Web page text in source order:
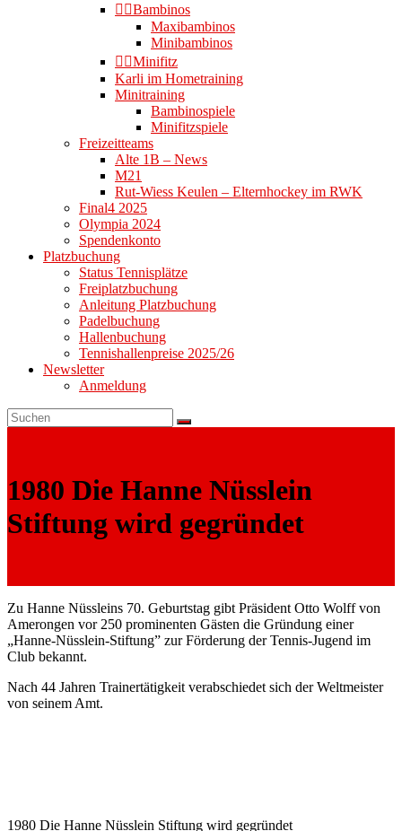
👉🏻Bambinos
Maxibambinos
Minibambinos
👉🏻Minifitz
Karli im Hometraining
Minitraining
Bambinospiele
Minifitzspiele
Freizeitteams
Alte 1B – News
M21
Rut-Wiess Keulen – Elternhockey im RWK
Final4 2025
Olympia 2024
Spendenkonto
Platzbuchung
Status Tennisplätze
Freiplatzbuchung
Anleitung Platzbuchung
Padelbuchung
Hallenbuchung
Tennishallenpreise 2025/26
Newsletter
Anmeldung
1980 Die Hanne Nüsslein
Stiftung wird gegründet
Zu Hanne Nüssleins 70. Geburtstag gibt Präsident Otto Wolff von
Amerongen vor 250 prominenten Gästen die Gründung einer
„Hanne-Nüsslein-Stiftung” zur Förderung der Tennis-Jugend im
Club bekannt.
Nach 44 Jahren Trainertätigkeit verabschiedet sich der Weltmeister
von seinem Amt.
1980 Die Hanne Nüsslein Stiftung wird gegründet